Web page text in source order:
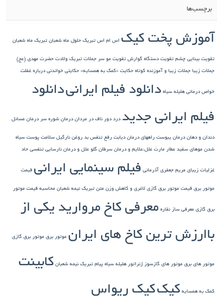
برچسب‌ها
آموزش پخت کیک اس ام اس تبریک حلول ماه شعبان تبریک ماه شعبان
تقویت بینایی چشم تقویت دستگاه گوارش تقویت مو سر جملات تبریک ولادت حضرت مهدی (عج)
جملات زیبا جملات زیبا و آموزنده کوتاه حکایت «کمک به همسایه» حکایتی خواندنی درباره غفلت
خواص درمانی هلیله سیاه دانلود فیلم ایرانیدانلود
فیلم ایرانی جدید درد دور ناف در مردان درمان شوره سر درمان مسائل
دندان و دهان درمان یبوست راههای درمان دیابت رفع تنفس بد روغن نارگیل سلامت پوست سیاه
شدن موهای سفید عطار مارت علل،علایم و درمان سرطان گلو علل و درمان نارسایی تنفسی حاد
غزلیات زیبای مریم جعفری آذرمانی فیلم سینمایی ایرانی قیمت
موتور برق قیمت موتور برق گازی لاغری و کاهش وزن متن تبریک نیمه شعبان محاسبه قیمت موتور
برق گازی معرفی ساز نقاره معرفی کاخ مروارید یکی از
باارزش ترین کاخ های ایران موتور برق موتور برق گازی
موتور های برق موتور های گازسوز ژنراتور هلیله سیاه پیام تبریک نیمه شعبان کابینت
کمک به همسایه کیککیک ریواس